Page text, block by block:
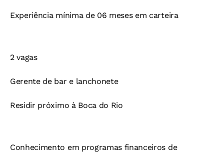
Experiência mínima de 06 meses em carteira
2 vagas
Gerente de bar e lanchonete
Residir próximo à Boca do Rio
Conhecimento em programas financeiros de